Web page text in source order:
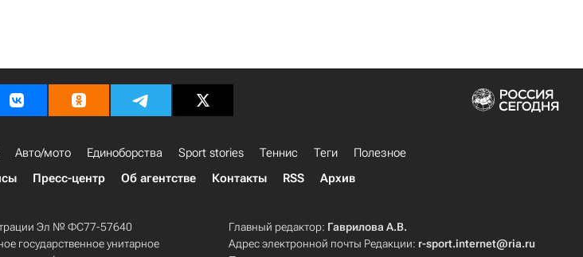
Авто/мото Единоборства Sport stories Теннис Теги
Полезное
Пресс-центр Об агентстве Контакты RSS Архив
Эл № ФС77-57640
государственное унитарное
Главный редактор: Гаврилова А.В.
Адрес электронной почты Редакции: r-sport.internet@ria.ru